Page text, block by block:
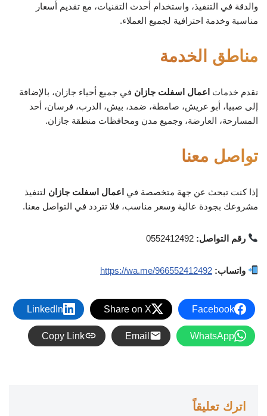
والدقة في التنفيذ، واستخدام أحدث التقنيات، مع تقديم أسعار
مناسبة وخدمة احترافية لجميع العملاء.
مناطق الخدمة
نقدم خدمات اعمال اسفلت جازان في جميع أحياء جازان، بالإضافة
إلى صبيا، أبو عريش، صامطة، ضمد، بيش، الدرب، فرسان، أحد
المسارحة، العارضة، وجميع مدن ومحافظات منطقة جازان.
تواصل معنا
إذا كنت تبحث عن جهة متخصصة في اعمال اسفلت جازان لتنفيذ
مشروعك بجودة عالية وسعر مناسب، فلا تتردد في التواصل معنا.
رقم التواصل: 0552412492
واتساب: https://wa.me/966552412492
Facebook
Share on X
LinkedIn
WhatsApp
Email
Copy Link
اترك تعليقاً